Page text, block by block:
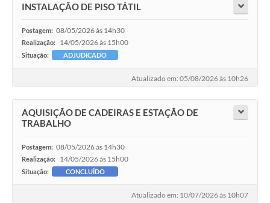
INSTALAÇÃO DE PISO TÁTIL
Postagem: 08/05/2026 às 14h30
Realização: 14/05/2026 às 15h00
Situação: ADJUDICADO
Atualizado em: 05/08/2026 às 10h26
AQUISIÇÃO DE CADEIRAS E ESTAÇÃO DE
TRABALHO
Postagem: 08/05/2026 às 14h30
Realização: 14/05/2026 às 15h00
Situação: CONCLUÍDO
Atualizado em: 10/07/2026 às 10h07